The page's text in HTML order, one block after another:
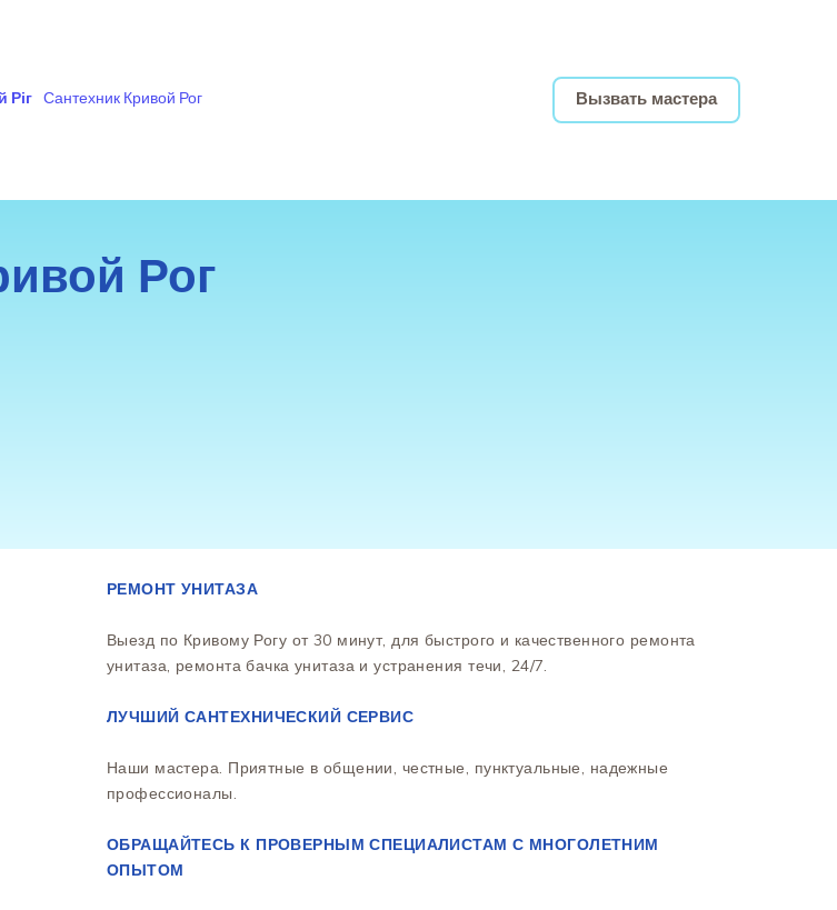
Ріг Сантехник Кривой Рог Вызвать мастера
Рог
РЕМОНТ УНИТАЗА
Выезд по Кривому Рогу от 30 минут, для быстрого и качественного ремонта
унитаза, ремонта бачка унитаза и устранения течи, 24/7.
ЛУЧШИЙ САНТЕХНИЧЕСКИЙ СЕРВИС
Наши мастера. Приятные в общении, честные, пунктуальные, надежные
профессионалы.
ОБРАЩАЙТЕСЬ К ПРОВЕРНЫМ СПЕЦИАЛИСТАМ С МНОГОЛЕТНИМ
ОПЫТОМ